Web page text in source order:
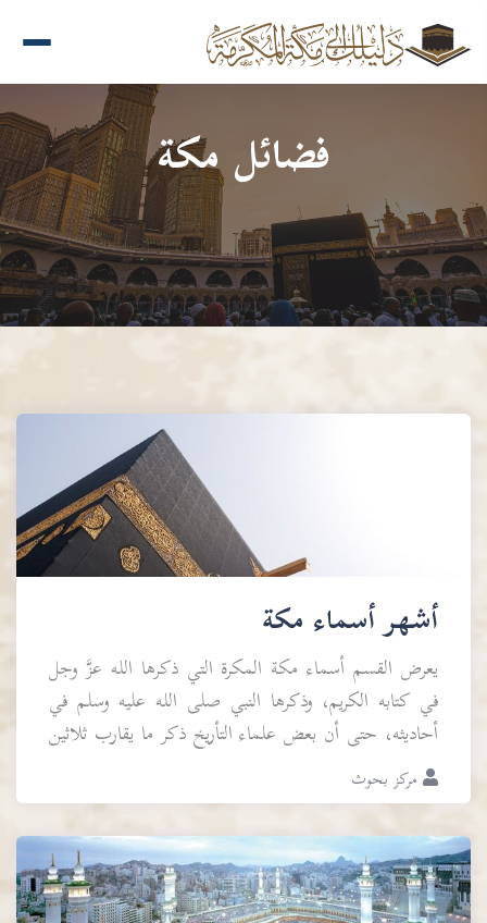
فضائل مكة
أشهر أسماء مكة
يعرض القسم أسماء مكة المكرة التي ذكرها الله عزَّ وجل
في كتابه الكريم، وذكرها النبي صلى الله عليه وسلم في
أحاديثه، حتى أن بعض علماء التأريخ ذكر ما يقارب ثلاثين
اسمًا.مركز بحوث